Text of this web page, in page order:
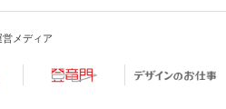
営メディア